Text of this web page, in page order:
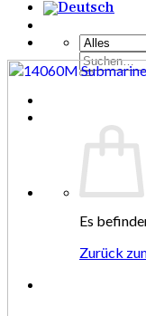
Suchen
nach:
Es
Zurück